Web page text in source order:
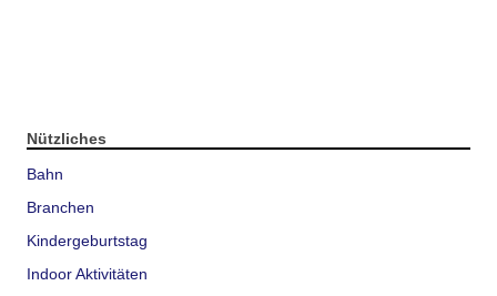
Nützliches
Bahn
Branchen
Kindergeburtstag
Indoor Aktivitäten